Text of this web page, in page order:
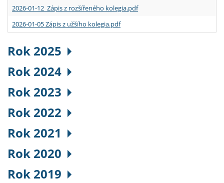
2026-01-12 Zápis z rozšířeného kolegia.pdf
2026-01-05 Zápis z užšího kolegia.pdf
Rok 2025
Rok 2024
Rok 2023
Rok 2022
Rok 2021
Rok 2020
Rok 2019